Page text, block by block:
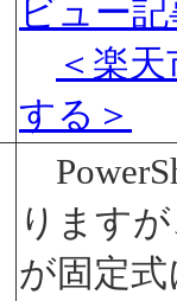
ビュー
＜楽
する＞
ります
が固定